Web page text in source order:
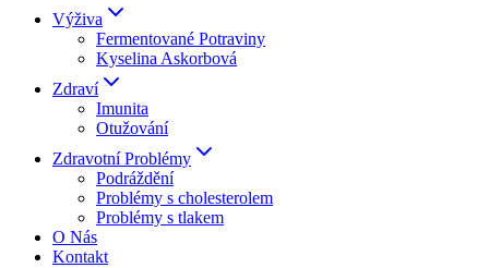
Výživa
Fermentované Potraviny
Kyselina Askorbová
Zdraví
Imunita
Otužování
Zdravotní Problémy
Podráždění
Problémy s cholesterolem
Problémy s tlakem
O Nás
Kontakt